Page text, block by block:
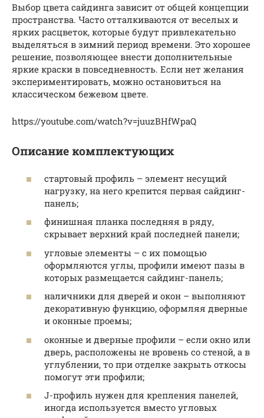
Выбор цвета сайдинга зависит от общей концепции
пространства. Часто отталкиваются от веселых и
ярких расцветок, которые будут привлекательно
выделяться в зимний период времени. Это хорошее
решение, позволяющее внести дополнительные
яркие краски в повседневность. Если нет желания
экспериментировать, можно остановиться на
классическом бежевом цвете.
https://youtube.com/watch?v=juuzBHfWpaQ
Описание комплектующих
стартовый профиль – элемент несущий
нагрузку, на него крепится первая сайдинг-
панель;
финишная планка последняя в ряду,
скрывает верхний край последней панели;
угловые элементы – с их помощью
оформляются углы, профили имеют пазы в
которых размещается сайдинг-панель;
наличники для дверей и окон – выполняют
декоративную функцию, оформляя дверные
и оконные проемы;
оконные и дверные профили – если окно или
дверь, расположены не вровень со стеной, а в
углублении, то при отделке закрыть откосы
помогут эти профили;
J-профиль нужен для крепления панелей,
иногда используется вместо угловых